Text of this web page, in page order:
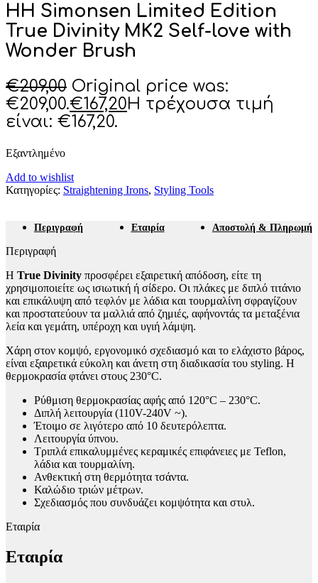
HH Simonsen Limited Edition
True Divinity MK2 Self-love with
Wonder Brush
€209,00 Original price was:
€209,00.€167,20Η τρέχουσα τιμή
είναι: €167,20.
Εξαντλημένο
Add to wishlist
Κατηγορίες: Straightening Irons, Styling Tools
Περιγραφή Εταιρία Αποστολή & Πληρωμή
Περιγραφή
Η True Divinity προσφέρει εξαιρετική απόδοση, είτε τη
χρησιμοποιείτε ως ισιωτική ή σίδερο. Οι πλάκες με διπλό τιτάνιο
και επικάλυψη από τεφλόν με λάδια και τουρμαλίνη σφραγίζουν
και προστατεύουν τα μαλλιά από ζημιές, αφήνοντάς τα μεταξένια
λεία και γεμάτη, υπέροχη και υγιή λάμψη.
Χάρη στον κομψό, εργονομικό σχεδιασμό και το ελάχιστο βάρος,
είναι εξαιρετικά εύκολη και άνετη στη διαδικασία του styling. Η
θερμοκρασία φτάνει στους 230°C.
Ρύθμιση θερμοκρασίας αφής από 120°C – 230°C.
Διπλή λειτουργία (110V-240V ~).
Έτοιμο σε λιγότερο από 10 δευτερόλεπτα.
Λειτουργία ύπνου.
Tριπλά επικαλυμμένες κεραμικές επιφάνειες με Teflon,
λάδια και τουρμαλίνη.
Ανθεκτική στη θερμότητα τσάντα.
Καλώδιο τριών μέτρων.
Σχεδιασμός που συνδυάζει κομψότητα και στυλ.
Εταιρία
Εταιρία